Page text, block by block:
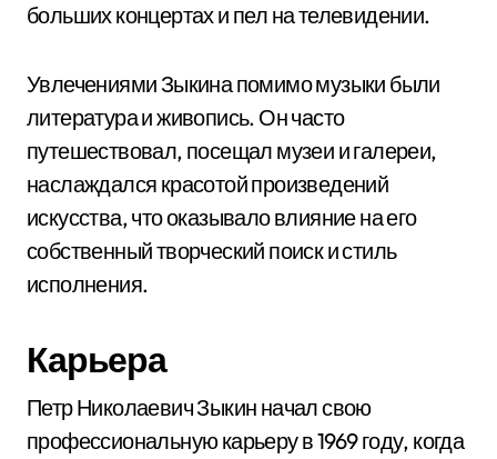
больших концертах и пел на телевидении.
Увлечениями Зыкина помимо музыки были
литература и живопись. Он часто
путешествовал, посещал музеи и галереи,
наслаждался красотой произведений
искусства, что оказывало влияние на его
собственный творческий поиск и стиль
исполнения.
Карьера
Петр Николаевич Зыкин начал свою
профессиональную карьеру в 1969 году, когда